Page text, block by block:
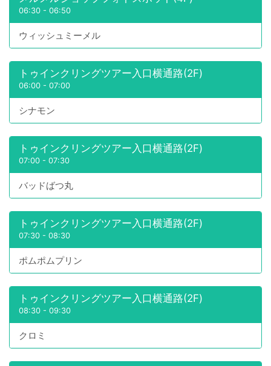
06:30 - 06:50
ウィッシュミーメル
トゥインクリングツアー入口横通路(2F)
06:00 - 07:00
シナモン
トゥインクリングツアー入口横通路(2F)
07:00 - 07:30
バッドばつ丸
トゥインクリングツアー入口横通路(2F)
07:30 - 08:30
ポムポムプリン
トゥインクリングツアー入口横通路(2F)
08:30 - 09:30
クロミ